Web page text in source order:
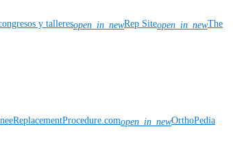
y talleresopen_in_newRep Siteopen_in_newThe
open_in_newOrthoPedia